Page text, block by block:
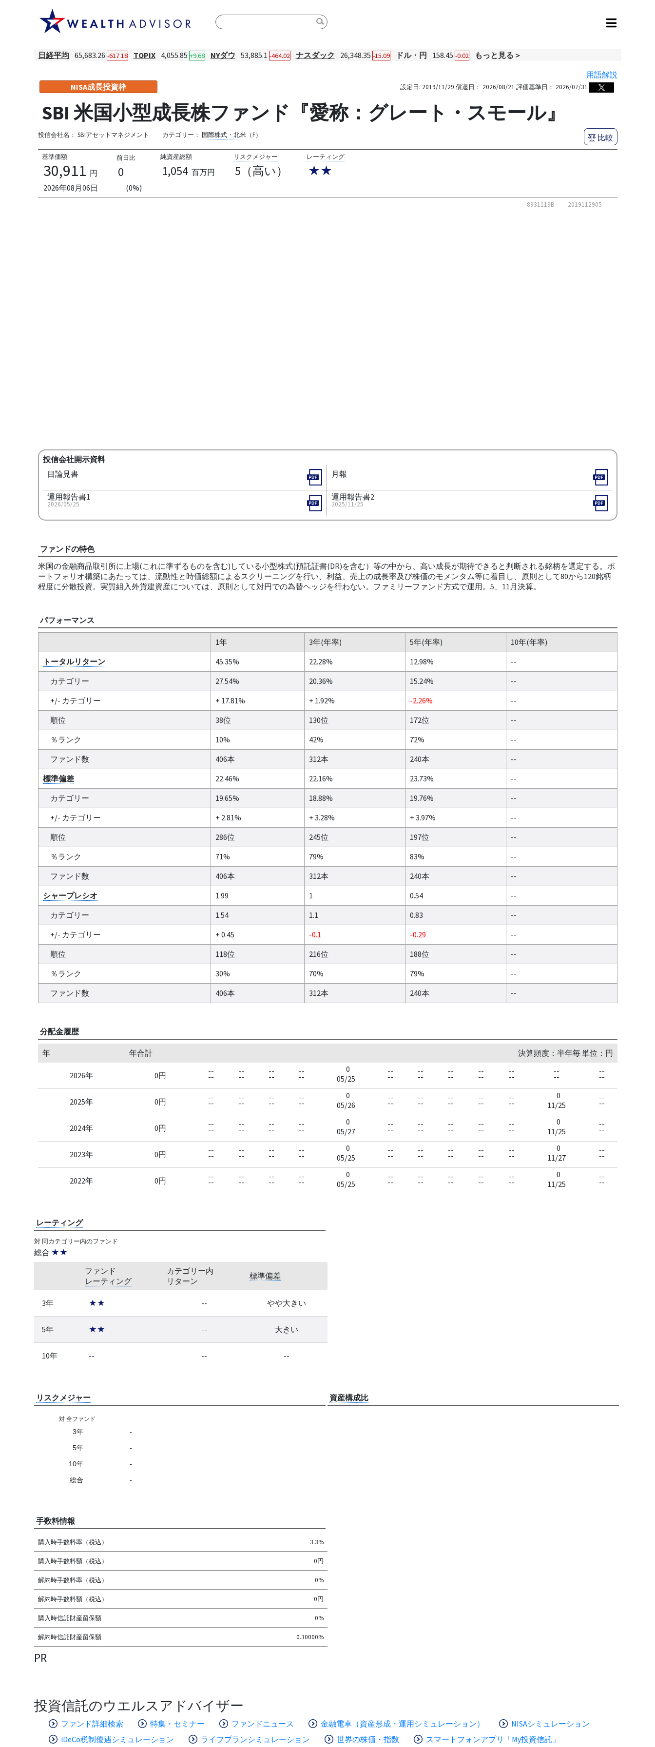
日経平均 65,683.26 -617.18 TOPIX 4,055.85 +9.68 NYダウ 53,885.1 -464.02 ナスダック 26,348.35 -15.09 ドル・円 158.45 -0.02
もっと見る＞
用語解説
NISA成長投資枠
設定日: 2019/11/29 償還日： 2026/08/21 評価基準日： 2026/07/31
SBI 米国小型成長株ファンド『愛称：グレート・スモール』
投信会社名： SBIアセットマネジメント カテゴリー： 国際株式・北米（F） 比較
基準価額
30,911 円
2026年08月06日
前日比
0
(0%)
純資産総額
1,054 百万円
リスクメジャー
5（高い）
レーティング
★★
8931119B 2019112905
投信会社開示資料
目論見書
月報
運用報告書1
2026/05/25
運用報告書2
2025/11/25
ファンドの特色
米国の金融商品取引所に上場(これに準ずるものを含む)している小型株式(預託証書(DR)を含む）等の中から、高い成長が期待できると判断される銘柄を選定する。ポ
ートフォリオ構築にあたっては、流動性と時価総額によるスクリーニングを行い、利益、売上の成長率及び株価のモメンタム等に着目し、原則として80から120銘柄
程度に分散投資。実質組入外貨建資産については、原則として対円での為替ヘッジを行わない。ファミリーファンド方式で運用。5、11月決算。
パフォーマンス
1年 3年(年率) 5年(年率)
10年(年率)
トータルリターン
45.35% 22.28% 12.98%
--
カテゴリー
27.54% 20.36% 15.24%
--
+/- カテゴリー
+ 17.81% + 1.92% -2.26%
--
順位
38位 130位 172位
--
％ランク
10% 42% 72%
--
ファンド数
406本 312本 240本
--
標準偏差
22.46% 22.16% 23.73%
--
カテゴリー
19.65% 18.88% 19.76%
--
+/- カテゴリー
+ 2.81% + 3.28% + 3.97%
--
順位
286位 245位 197位
--
％ランク
71% 79% 83%
--
ファンド数
406本 312本 240本
--
シャープレシオ
1.99 1 0.54
--
カテゴリー
1.54 1.1 0.83
--
+/- カテゴリー
+ 0.45 -0.1 -0.29
--
順位
118位 216位 188位
--
％ランク
30% 70% 79%
--
ファンド数
406本 312本 240本 --
分配金履歴
年 年合計 決算頻度：半年毎 単位：円
2026年 0円 --
--
--
--
--
--
--
--
0
05/25
--
--
--
--
--
--
--
--
--
--
--
--
--
--
2025年 0円 --
--
--
--
--
--
--
--
0
05/26
--
--
--
--
--
--
--
--
--
--
0
11/25
--
--
2024年 0円 --
--
--
--
--
--
--
--
0
05/27
--
--
--
--
--
--
--
--
--
--
0
11/25
--
--
2023年 0円 --
--
--
--
--
--
--
--
0
05/25
--
--
--
--
--
--
--
--
--
--
0
11/27
--
--
2022年 0円 --
--
--
--
--
--
--
--
0
05/25
--
--
--
--
--
--
--
--
--
--
0
11/25
--
--
レーティング
対 同カテゴリー内のファンド
総合 ★★
ファンド
レーティング
カテゴリー内
リターン
標準偏差
3年 ★★ -- やや大きい
5年 ★★ -- 大きい
10年 -- -- --
リスクメジャー
対 全ファンド
3年 -
5年 -
10年 -
総合 -
資産構成比
手数料情報
購入時手数料率（税込） 3.3%
購入時手数料額（税込） 0円
解約時手数料率（税込） 0%
解約時手数料額（税込） 0円
購入時信託財産留保額 0%
解約時信託財産留保額 0.30000%
PR
投資信託のウエルスアドバイザー
ファンド詳細検索 特集・セミナー ファンドニュース 金融電卓（資産形成・運用シミュレーション）
NISAシミュレーション
iDeCo税制優遇シミュレーション
ライフプランシミュレーション 世界の株価・指数 スマートフォンアプリ「My投資信託」